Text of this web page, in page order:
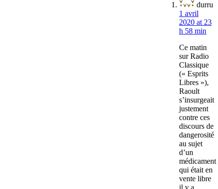
durru
1 avril
2020 at 23
h 58 min
Ce matin
sur Radio
Classique
(« Esprits
Libres »),
Raoult
s’insurgeait
justement
contre ces
discours de
dangerosité
au sujet
d’un
médicament
qui était en
vente libre
il y a